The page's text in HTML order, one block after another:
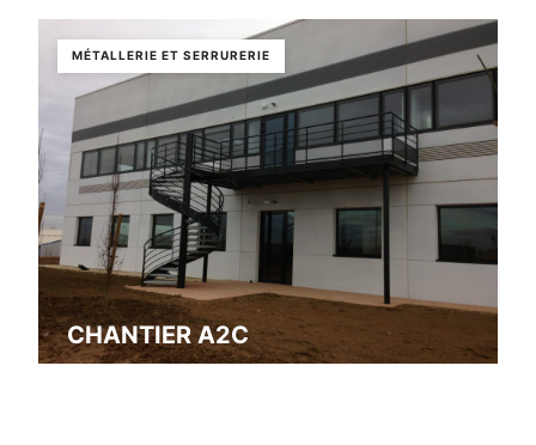
MÉTALLERIE ET SERRURERIE
CHANTIER A2C